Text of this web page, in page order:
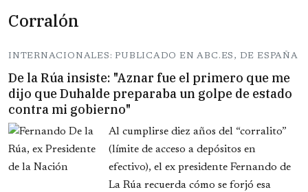
Corralón
INTERNACIONALES: PUBLICADO EN ABC.ES, DE ESPAÑA
De la Rúa insiste: "Aznar fue el primero que me
dijo que Duhalde preparaba un golpe de estado
contra mi gobierno"
Al cumplirse diez años del “corralito”
(límite de acceso a depósitos en
efectivo), el ex presidente Fernando de
La Rúa recuerda cómo se forjó esa